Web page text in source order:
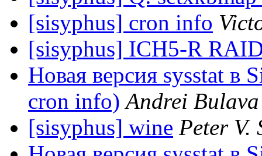
[sisyphus] cron info
[sisyphus] ICH5-R
Новая версия sysstat в
cron info) Andrei Bulava
[sisyphus] wine Peter V.